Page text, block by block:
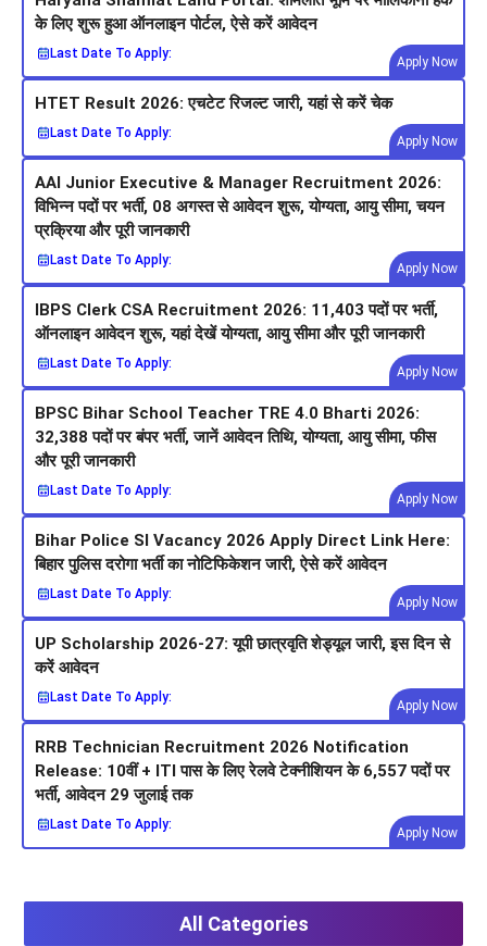
के लिए शुरू हुआ ऑनलाइन पोर्टल, ऐसे करें आवेदन
Last Date To Apply:
Apply Now
HTET Result 2026: एचटेट रिजल्ट जारी, यहां से करें चेक
Last Date To Apply:
Apply Now
AAI Junior Executive & Manager Recruitment 2026:
विभिन्न पदों पर भर्ती, 08 अगस्त से आवेदन शुरू, योग्यता, आयु सीमा, चयन
प्रक्रिया और पूरी जानकारी
Last Date To Apply:
Apply Now
IBPS Clerk CSA Recruitment 2026: 11,403 पदों पर भर्ती,
ऑनलाइन आवेदन शुरू, यहां देखें योग्यता, आयु सीमा और पूरी जानकारी
Last Date To Apply:
Apply Now
BPSC Bihar School Teacher TRE 4.0 Bharti 2026:
32,388 पदों पर बंपर भर्ती, जानें आवेदन तिथि, योग्यता, आयु सीमा, फीस
और पूरी जानकारी
Last Date To Apply:
Apply Now
Bihar Police SI Vacancy 2026 Apply Direct Link Here:
बिहार पुलिस दरोगा भर्ती का नोटिफिकेशन जारी, ऐसे करें आवेदन
Last Date To Apply:
Apply Now
UP Scholarship 2026-27: यूपी छात्रवृति शेड्यूल जारी, इस दिन से
करें आवेदन
Last Date To Apply:
Apply Now
RRB Technician Recruitment 2026 Notification
Release: 10वीं + ITI पास के लिए रेलवे टेक्नीशियन के 6,557 पदों पर
भर्ती, आवेदन 29 जुलाई तक
Last Date To Apply:
Apply Now
All Categories